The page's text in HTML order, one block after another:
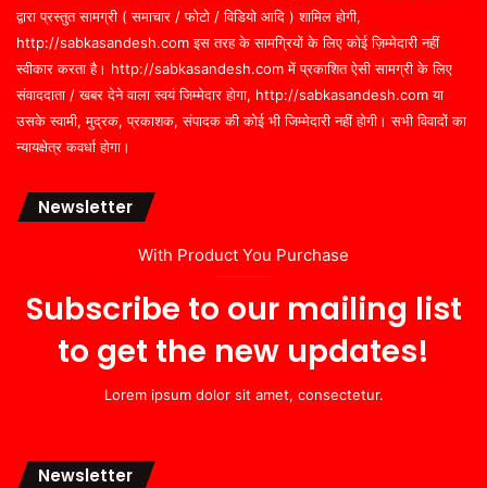
द्वारा प्रस्तुत सामग्री ( समाचार / फोटो / विडियो आदि ) शामिल होगी,
http://sabkasandesh.com इस तरह के सामग्रियों के लिए कोई ज़िम्मेदारी नहीं
स्वीकार करता है। http://sabkasandesh.com में प्रकाशित ऐसी सामग्री के लिए
संवाददाता / खबर देने वाला स्वयं जिम्मेदार होगा, http://sabkasandesh.com या
उसके स्वामी, मुद्रक, प्रकाशक, संपादक की कोई भी जिम्मेदारी नहीं होगी। सभी विवादों का
न्यायक्षेत्र कवर्धा होगा।
Newsletter
With Product You Purchase
Subscribe to our mailing list
to get the new updates!
Lorem ipsum dolor sit amet, consectetur.
Newsletter